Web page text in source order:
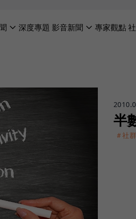
深度專題 影音新聞 專家觀點
半
＃社